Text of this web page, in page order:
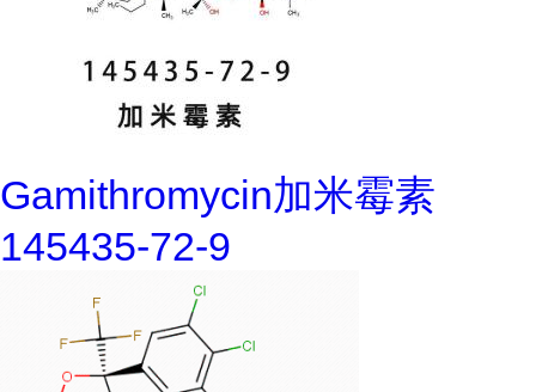
Gamithromycin加米霉素
145435-72-9